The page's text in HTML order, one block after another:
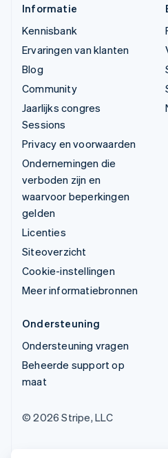
Informatie
Kennisbank
Ervaringen van klanten
Blog
Community
Jaarlijks congres
Sessions
Privacy en voorwaarden
Ondernemingen die
verboden zijn en
waarvoor beperkingen
gelden
Licenties
Siteoverzicht
Cookie-instellingen
Meer informatiebronnen
Ondersteuning
Ondersteuning vragen
Beheerde support op
maat
© 2026 Stripe, LLC